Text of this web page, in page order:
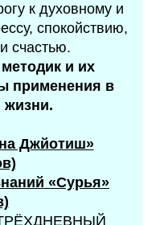
к духовному и
спокойствию,
счастью.
и их
применения в
жизни.
Джйотиш»
«Сурья»
ТРЁХДНЕВНЫЙ